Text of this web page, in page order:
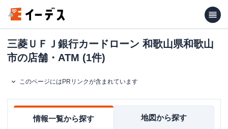
三菱ＵＦＪ銀行カードローン 和歌山県和歌山
市の店舗・ATM (1件)
このページにはPRリンクが含まれています
情報一覧から探す 地図から探す